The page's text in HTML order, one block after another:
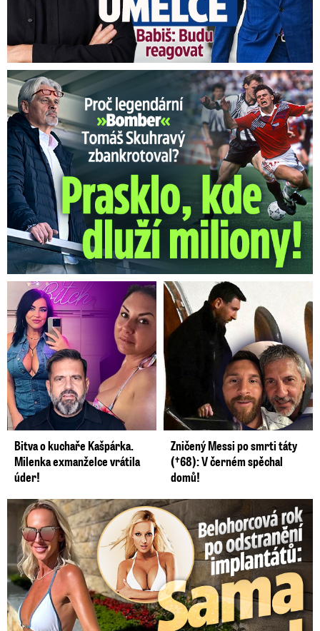
Proč Skuhravý zbankrotoval? Prasklo, kde dluží miliony!
Bitva o kuchaře Kašpárka.
Milenka exmanželce vrátila
úder!
Zničený Messi po smrti táty
(†68): V černém spěchal
domů!
Belohorcová rok po odstranění implantátů: Konečně sama sebou